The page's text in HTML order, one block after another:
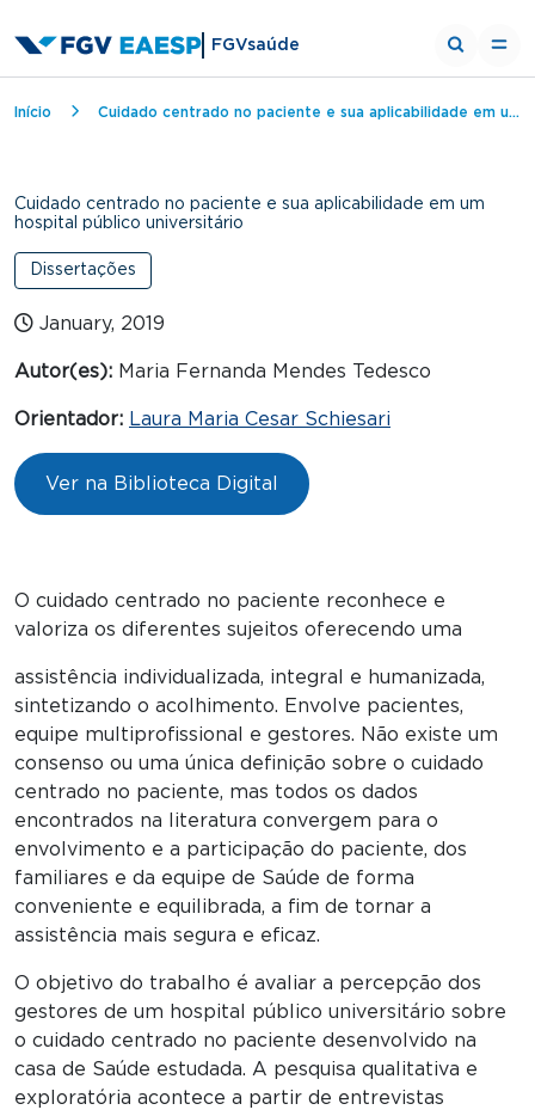
FGVsaúde
Breadcrumb
Início Cuidado centrado no paciente e sua aplicabilidade em um hospital público universitário
Cuidado centrado no paciente e sua aplicabilidade em um
hospital público universitário
Dissertações
January, 2019
Autor(es): Maria Fernanda Mendes Tedesco
Orientador: Laura Maria Cesar Schiesari
Ver na Biblioteca Digital
O cuidado centrado no paciente reconhece e
valoriza os diferentes sujeitos oferecendo uma
assistência individualizada, integral e humanizada,
sintetizando o acolhimento. Envolve pacientes,
equipe multiprofissional e gestores. Não existe um
consenso ou uma única definição sobre o cuidado
centrado no paciente, mas todos os dados
encontrados na literatura convergem para o
envolvimento e a participação do paciente, dos
familiares e da equipe de Saúde de forma
conveniente e equilibrada, a fim de tornar a
assistência mais segura e eficaz.
O objetivo do trabalho é avaliar a percepção dos
gestores de um hospital público universitário sobre
o cuidado centrado no paciente desenvolvido na
casa de Saúde estudada. A pesquisa qualitativa e
exploratória acontece a partir de entrevistas